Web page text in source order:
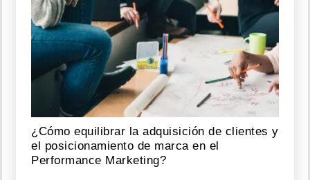
¿Cómo equilibrar la adquisición de clientes y
el posicionamiento de marca en el
Performance Marketing?